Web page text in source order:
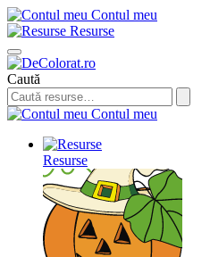
Contul meu
Resurse
Caută
Contul meu
Resurse